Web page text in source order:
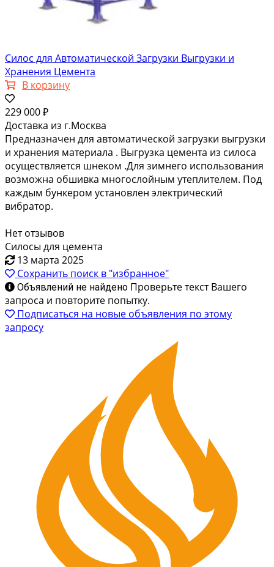
Силос для Автоматической Загрузки Выгрузки и
Хранения Цемента
В корзину
229 000 ₽
Доставка из г.Москва
Предназначен для автоматической загрузки выгрузки
и хранения материала . Выгрузка цемента из силоса
осуществляется шнеком .Для зимнего использования
возможна обшивка многослойным утеплителем. Под
каждым бункером установлен электрический
вибратор.
Нет отзывов
Силосы для цемента
13 марта 2025
Сохранить поиск в "избранное"
Объявлений не найдено Проверьте текст Вашего
запроса и повторите попытку.
Подписаться на новые объявления по этому
запросу